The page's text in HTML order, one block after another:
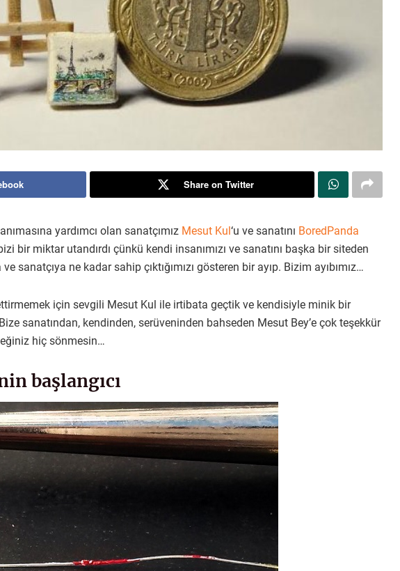
Share on Twitter
yardımcı olan sanatçımız Mesut Kul ‘u ve sanatını BoredPanda
bir miktar utandırdı çünkü kendi insanımızı ve sanatını başka bir siteden
sanatçıya ne kadar sahip çıktığımızı gösteren bir ayıp. Bizim ayıbımız…
için sevgili Mesut Kul ile irtibata geçtik ve kendisiyle minik bir
sanatından, kendinden, serüveninden bahseden Mesut Bey’e çok teşekkür
hiç sönmesin…
başlangıcı